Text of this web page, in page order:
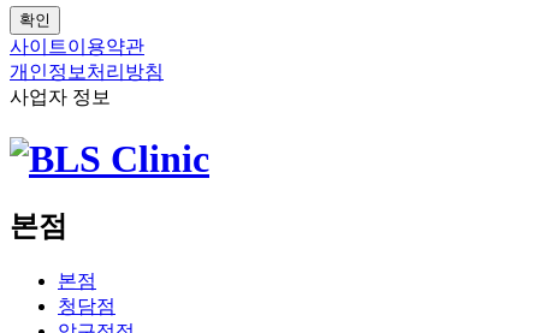
확인
사이트이용약관
개인정보처리방침
사업자 정보
본점
본점
청담점